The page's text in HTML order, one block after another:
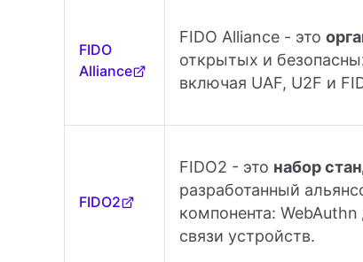
FIDO
Alliance
FIDO Alliance - это
открытых и
включая UAF, U2F и
FIDO2
FIDO2 - это набор
разработанный
компонента:
связи устройств.